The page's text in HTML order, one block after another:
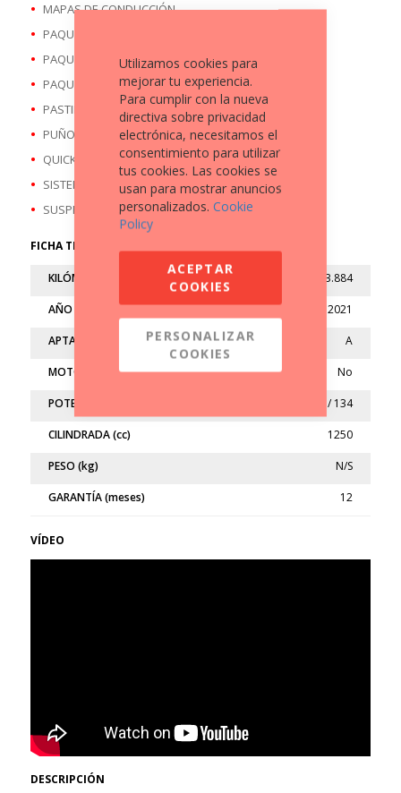
MAPAS DE CONDUCCIÓN
PAQUETE CONFORT
PAQUETE DINÁMICO
PAQUETE TOURING
PASTILLAS FRENO TRAS/ A ESTRENAR
PUÑOS CALEFACTABLES
QUICKSHIFTER
SISTEMA LLAMADA S.O.S
SUSPENSIÓN ELECTRÓN
FICHA TÉCNICA
KILÓMETROS 33.884
AÑO 2021
APTA A
MOTO LIMITADA No
POTENCIA (kw/cv) 100 / 134
CILINDRADA (cc) 1250
PESO (kg) N/S
GARANTÍA (meses) 12
VÍDEO
DESCRIPCIÓN
Utilizamos cookies para
mejorar tu experiencia.
Para cumplir con la nueva
directiva sobre privacidad
electrónica, necesitamos el
consentimiento para utilizar
tus cookies. Las cookies se
usan para mostrar anuncios
personalizados. Cookie
Policy
ACEPTAR
COOKIES
PERSONALIZAR
COOKIES